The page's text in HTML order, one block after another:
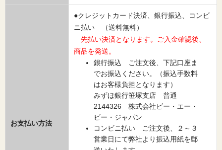
お支払い方法
●クレジットカード決済、銀行振込、コンビ
ニ払い （送料無料）
先払い決済となります。ご入金確認後、
商品を発送。
銀行振込 ご注文後、下記口座ま
でお振込ください。（振込手数料
はお客様負担となります）
みずほ銀行笹塚支店 普通
2144326 株式会社ビー・エー・
ビー・ジャパン
コンビニ払い ご注文後、２～３
営業日にて弊社より振込用紙を郵